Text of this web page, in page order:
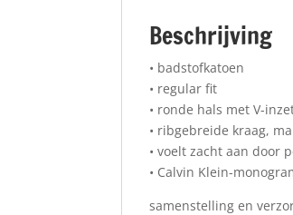
Beschrijving
• badstofkatoen
• regular fit
• ronde hals met V-
• ribgebreide kraag,
• voelt zacht aan door
• Calvin Klein-
samenstelling en